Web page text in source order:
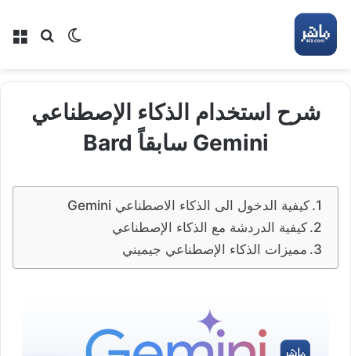
بحثالوضع
شرح استخدام الذكاء الإصطناعي
Gemini سابقاً Bard
كيفية الدخول الى الذكاء الاصطناعي Gemini
كيفية الدردشة مع الذكاء الإصطناعي
مميزات الذكاء الإصطناعي جيميني